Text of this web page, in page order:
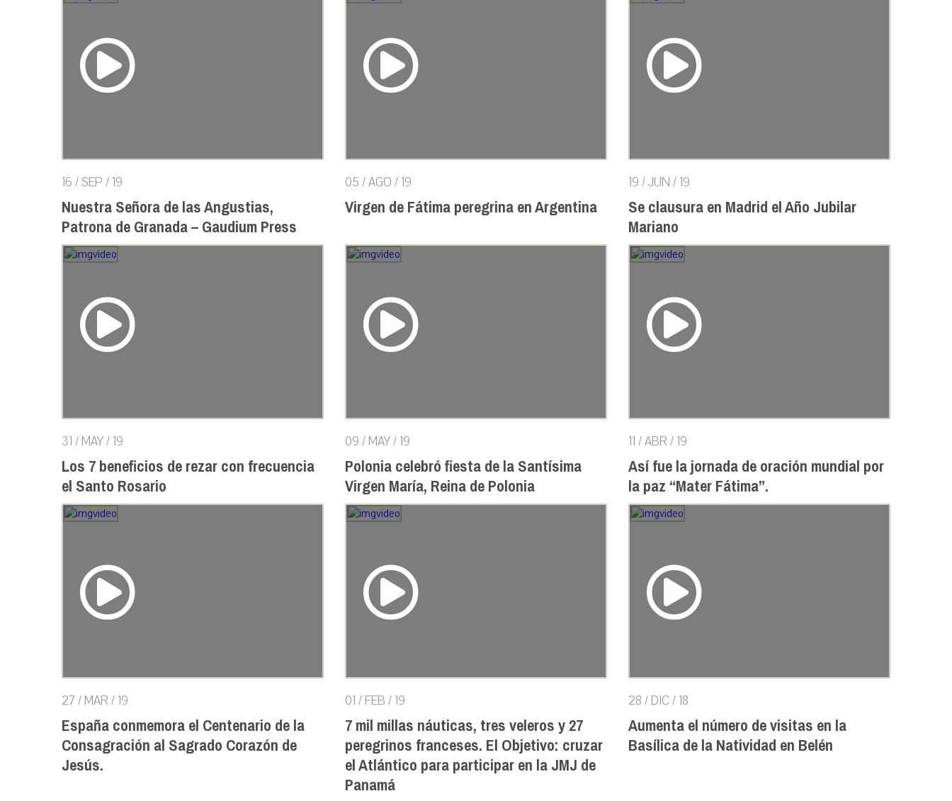
16 / SEP / 19
Nuestra Señora de las Angustias,
Patrona de Granada – Gaudium Press
05 / AGO / 19
Virgen de Fátima peregrina en Argentina
19 / JUN / 19
Se clausura en Madrid el Año Jubilar
Mariano
31 / MAY / 19
Los 7 beneficios de rezar con frecuencia
el Santo Rosario
09 / MAY / 19
Polonia celebró fiesta de la Santísima
Virgen María, Reina de Polonia
11 / ABR / 19
Así fue la jornada de oración mundial por
la paz “Mater Fátima”.
27 / MAR / 19
España conmemora el Centenario de la
Consagración al Sagrado Corazón de
Jesús.
01 / FEB / 19
7 mil millas náuticas, tres veleros y 27
peregrinos franceses. El Objetivo: cruzar
el Atlántico para participar en la JMJ de
Panamá
28 / DIC / 18
Aumenta el número de visitas en la
Basílica de la Natividad en Belén